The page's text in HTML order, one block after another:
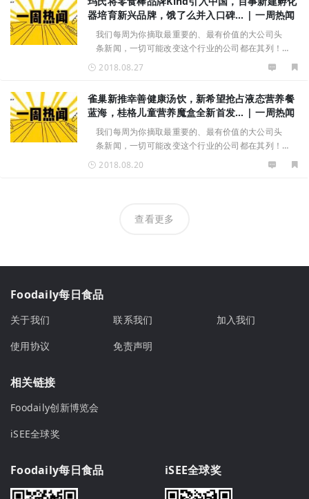
器培育新兴品牌，饿了么并入口碑… | 一周热闻
我们每周为你摘取最重要的、最有价值的大公司头
条新闻，一切可能改变这个行业的公司都在其列！
本周看点：公司新闻1、玛氏将零食棒品牌Kind引入
2018.08.27
雀巢新推幸善健康汤饮，新希望抢占液态营养餐
蓝海，桂格儿童营养魔盒全新首发… | 一周热闻
我们每周为你摘取最重要的、最有价值的大公司头
条新闻，一切可能改变这个行业的公司都在其列！
重磅新闻或新品推荐请联系Zoey（ID：
2018.08.20
查看更多
Foodaily每日食品
关于我们 联系我们
加入我们
使用协议
免责声明
相关链接
Foodaily创新博览会
iSEE全球奖
Foodaily每日食品 iSEE全球奖